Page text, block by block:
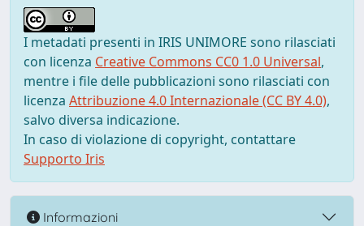
I metadati presenti in IRIS UNIMORE sono rilasciati
con licenza Creative Commons CC0 1.0 Universal,
mentre i file delle pubblicazioni sono rilasciati con
licenza Attribuzione 4.0 Internazionale (CC BY 4.0),
salvo diversa indicazione.
In caso di violazione di copyright, contattare
Supporto Iris
Informazioni